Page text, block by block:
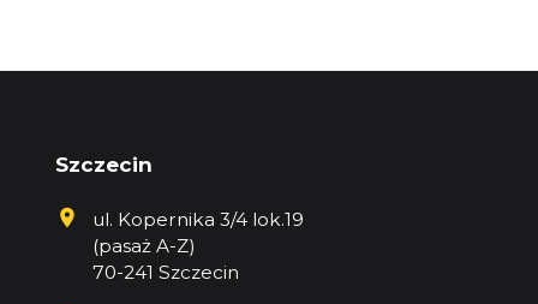
Szczecin
ul. Kopernika 3/4 lok.19
(pasaż A-Z)
70-241 Szczecin